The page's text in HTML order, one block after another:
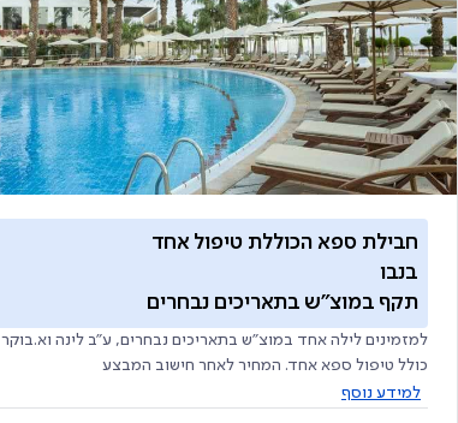
חבילת ספא הכוללת טיפול אחד
בנבו
תקף במוצ"ש בתאריכים נבחרים
למזמינים לילה אחד במוצ"ש בתאריכים נבחרים, ע"ב לינה וא.בוקר
כולל טיפול ספא אחד. המחיר לאחר חישוב המבצע
למידע נוסף